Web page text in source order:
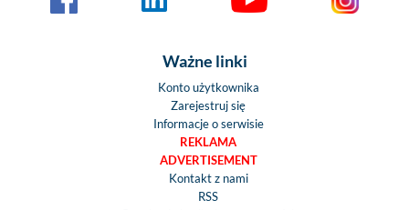
Ważne linki
Konto użytkownika
Zarejestruj się
Informacje o serwisie
REKLAMA
ADVERTISEMENT
Kontakt z nami
RSS